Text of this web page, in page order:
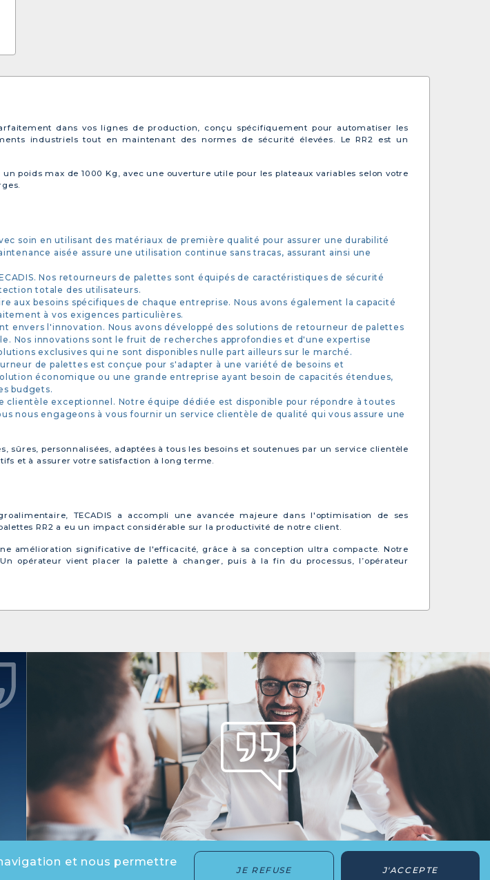
dans vos lignes de production, conçu spécifiquement pour automatiser les
industriels tout en maintenant des normes de sécurité élevées. Le RR2 est un
poids max de 1000 Kg, avec une ouverture utile pour les plateaux variables selon votre
soin en utilisant des matériaux de première qualité pour assurer une durabilité
aisée assure une utilisation continue sans tracas, assurant ainsi une
Nos retourneurs de palettes sont équipés de caractéristiques de sécurité
totale des utilisateurs.
aux besoins spécifiques de chaque entreprise. Nous avons également la capacité
à vos exigences particulières.
envers l'innovation. Nous avons développé des solutions de retourneur de palettes
Nos innovations sont le fruit de recherches approfondies et d'une expertise
exclusives qui ne sont disponibles nulle part ailleurs sur le marché.
de palettes est conçue pour s'adapter à une variété de besoins et
économique ou une grande entreprise ayant besoin de capacités étendues,
budgets.
exceptionnel. Notre équipe dédiée est disponible pour répondre à toutes
nous engageons à vous fournir un service clientèle de qualité qui vous assure une
personnalisées, adaptées à tous les besoins et soutenues par un service clientèle
et à assurer votre satisfaction à long terme.
TECADIS a accompli une avancée majeure dans l'optimisation de ses
RR2 a eu un impact considérable sur la productivité de notre client.
amélioration significative de l'efficacité, grâce à sa conception ultra compacte. Notre
opérateur vient placer la palette à changer, puis à la fin du processus, l’opérateur
et nous permettre
JE REFUSE J'ACCEPTE